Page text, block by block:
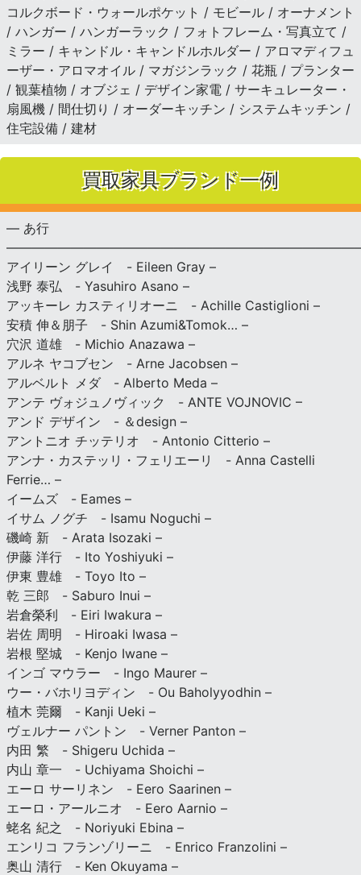
コルクボード・ウォールポケット / モビール / オーナメント
/ ハンガー / ハンガーラック / フォトフレーム・写真立て /
ミラー / キャンドル・キャンドルホルダー / アロマディフュ
ーザー・アロマオイル / マガジンラック / 花瓶 / プランター
/ 観葉植物 / オブジェ / デザイン家電 / サーキュレーター・
扇風機 / 間仕切り / オーダーキッチン / システムキッチン /
住宅設備 / 建材
買取家具ブランド一例
— あ行
アイリーン グレイ - Eileen Gray –
浅野 泰弘 - Yasuhiro Asano –
アッキーレ カスティリオーニ - Achille Castiglioni –
安積 伸＆朋子 - Shin Azumi&Tomok… –
穴沢 道雄 - Michio Anazawa –
アルネ ヤコブセン - Arne Jacobsen –
アルベルト メダ - Alberto Meda –
アンテ ヴォジュノヴィック - ANTE VOJNOVIC –
アンド デザイン - ＆design –
アントニオ チッテリオ - Antonio Citterio –
アンナ・カステッリ・フェリエーリ - Anna Castelli
Ferrie… –
イームズ - Eames –
イサム ノグチ - Isamu Noguchi –
磯崎 新 - Arata Isozaki –
伊藤 洋行 - Ito Yoshiyuki –
伊東 豊雄 - Toyo Ito –
乾 三郎 - Saburo Inui –
岩倉榮利 - Eiri Iwakura –
岩佐 周明 - Hiroaki Iwasa –
岩根 堅城 - Kenjo Iwane –
インゴ マウラー - Ingo Maurer –
ウー・バホリヨディン - Ou Baholyyodhin –
植木 莞爾 - Kanji Ueki –
ヴェルナー パントン - Verner Panton –
内田 繁 - Shigeru Uchida –
内山 章一 - Uchiyama Shoichi –
エーロ サーリネン - Eero Saarinen –
エーロ・アールニオ - Eero Aarnio –
蛯名 紀之 - Noriyuki Ebina –
エンリコ フランゾリーニ - Enrico Franzolini –
奥山 清行 - Ken Okuyama –